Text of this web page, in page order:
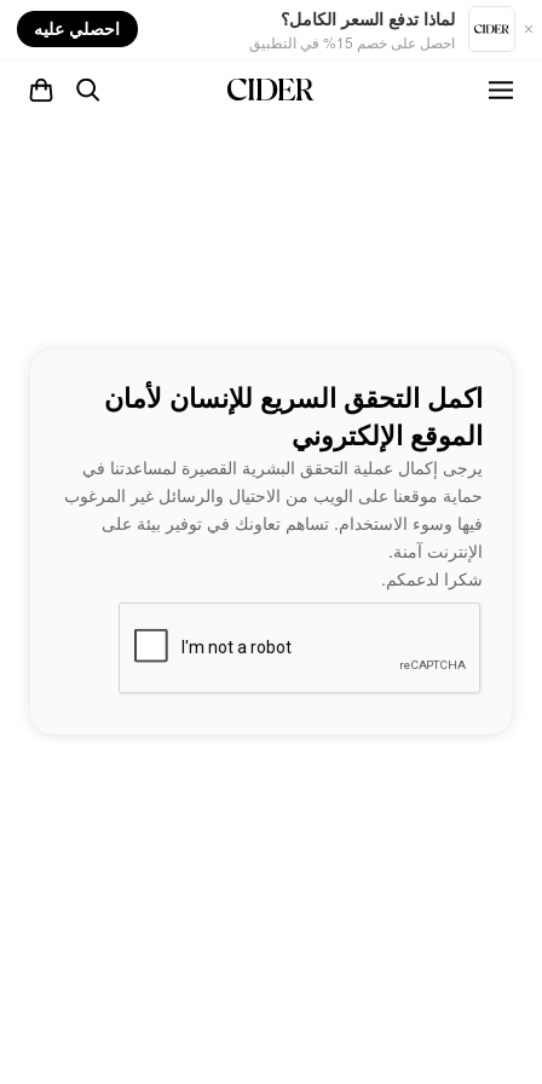
لماذا تدفع السعر الكامل؟
احصل على خصم 15% في التطبيق
احصلي عليه
اكمل التحقق السريع للإنسان لأمان
الموقع الإلكتروني
يرجى إكمال عملية التحقق البشرية القصيرة لمساعدتنا في
حماية موقعنا على الويب من الاحتيال والرسائل غير المرغوب
فيها وسوء الاستخدام. تساهم تعاونك في توفير بيئة على
الإنترنت آمنة.
شكرا لدعمكم.